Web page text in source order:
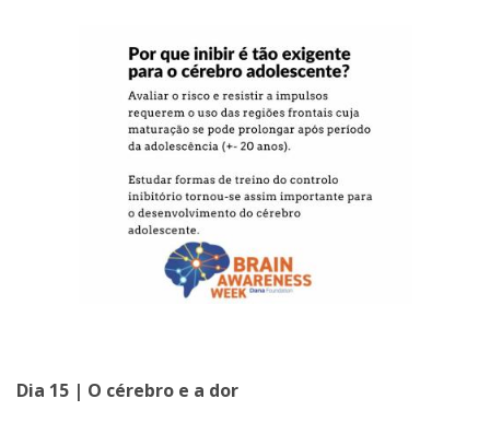
Dia 15 | O cérebro e a dor